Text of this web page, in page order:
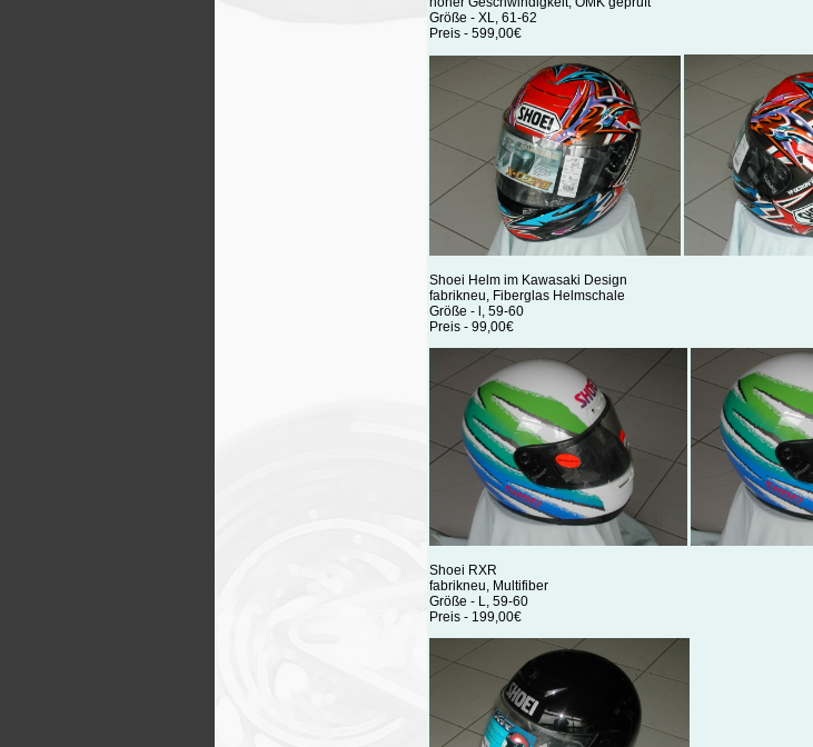
Größe - XL, 61-62
Preis - 599,00€
Shoei Helm im Kawasaki Design
fabrikneu, Fiberglas Helmschale
Größe - l, 59-60
Preis - 99,00€
Shoei RXR
fabrikneu, Multifiber
Größe - L, 59-60
Preis - 199,00€